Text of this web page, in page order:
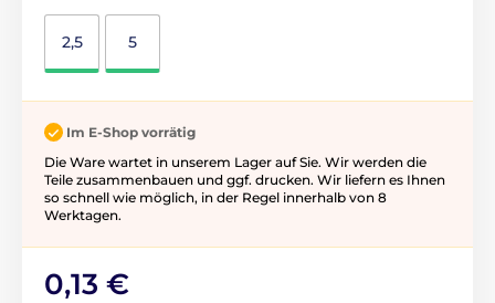
2,5 5
Im E-Shop vorrätig
Die Ware wartet in unserem Lager auf Sie. Wir werden die
Teile zusammenbauen und ggf. drucken. Wir liefern es Ihnen
so schnell wie möglich, in der Regel innerhalb von 8
Werktagen.
0,13 €